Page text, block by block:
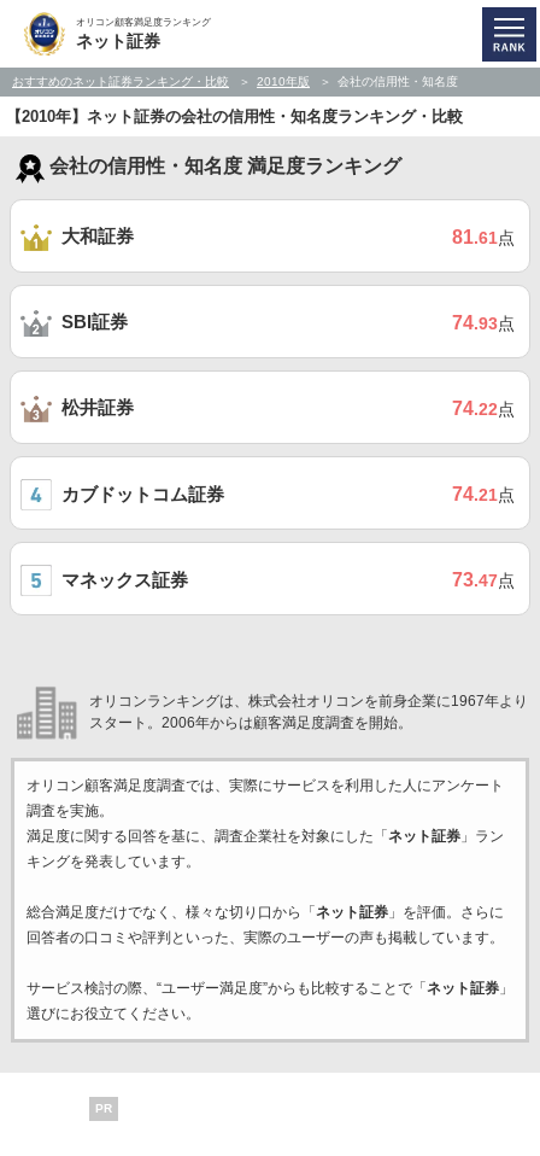
オリコン顧客満足度ランキング
ネット証券
おすすめのネット証券ランキング・比較 2010年版 会社の信用性・知名度
【2010年】ネット証券の会社の信用性・知名度ランキング・比較
会社の信用性・知名度 満足度ランキング
大和証券 81.61点
SBI証券 74.93点
松井証券 74.22点
カブドットコム証券 74.21点
マネックス証券 73.47点
オリコンランキングは、株式会社オリコンを前身企業に1967年より
スタート。2006年からは顧客満足度調査を開始。
オリコン顧客満足度調査では、実際にサービスを利用した 人にアンケート
調査を実施。
満足度に関する回答を基に、調査企業社を対象にした「 ネット証券」ラン
キングを発表しています。
総合満足度だけでなく、様々な切り口から「 ネット証券」を評価。さらに
回答者の口コミや評判といった、実際のユーザーの声も掲載しています。
サービス検討の際、“ユーザー満足度”からも比較することで「 ネット証券」
選びにお役立てください。
PR